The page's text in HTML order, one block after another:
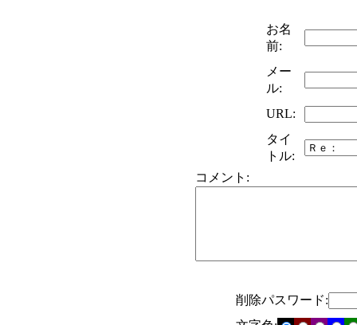
お名
前:
メー
ル:
URL:
タイ
トル:
コメント:
削除パスワード: